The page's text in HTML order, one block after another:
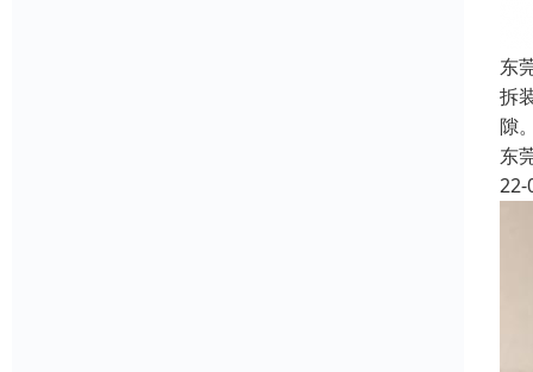
东
拆
隙
东
22-